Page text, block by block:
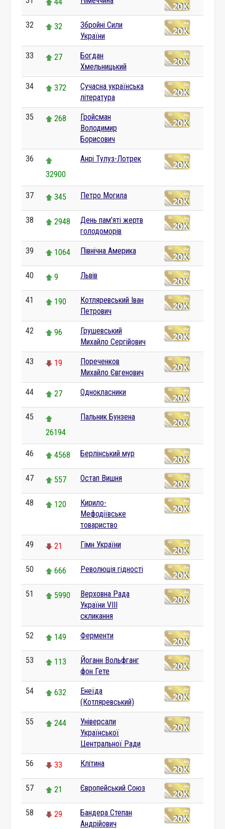
32 32
Збройні Сили
України
33 27
Богдан
Хмельницький
34 372
Сучасна українська
література
35 268
Гройсман
Володимир
Борисович
36
32900
Анрі Тулуз-Лотрек
37 345 Петро Могила
38 2948
День пам'яті жертв
голодоморів
39 1064 Північна Америка
40 9 Львів
41 190
Котляревський Іван
Петрович
42 96
Грушевський
Михайло Сергійович
43 19
Пореченков
Михайло Євгенович
44 27 Однокласники
45
26194
Пальник Бунзена
46 4568 Берлінський мур
47 557 Остап Вишня
48 120
Кирило-
Мефодіївське
товариство
49 21 Гімн України
50 666 Революція гідності
51 5990
Верховна Рада
України VIII
скликання
52 149 Ферменти
53 113
Йоганн Вольфганг
фон Гете
54 632
Енеїда
(Котляревський)
55 244
Універсали
Української
Центральної Ради
56 33 Клітина
57 21 Європейський Союз
58 29
Бандера Степан
Андрійович